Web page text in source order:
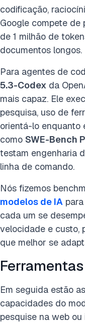
codificação,
Google compete de
de 1 milhão de
documentos longos.
Para agentes de
5.3-Codex da
mais capaz. Ele
pesquisa, uso de
orientá-lo enquanto
como SWE-Bench
testam engenharia
linha de comando.
Nós fizemos
modelos de IA
cada um se
velocidade e custo,
que melhor se
Ferramentas
Em seguida estão
capacidades do
pesquise na web